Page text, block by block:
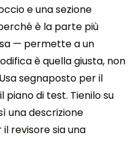
e una sezione
è la parte più
— permette a un
è quella giusta, non
segnaposto per il
piano di test. Tienilo su
una descrizione
revisore sia una